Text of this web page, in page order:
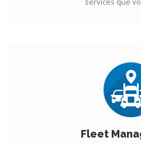
Fleet